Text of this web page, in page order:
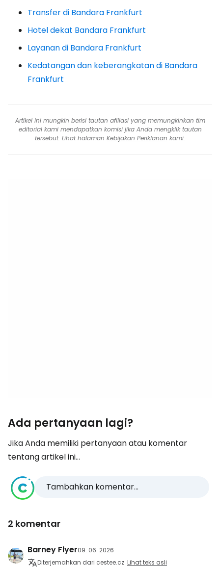
Transfer di Bandara Frankfurt
Hotel dekat Bandara Frankfurt
Layanan di Bandara Frankfurt
Kedatangan dan keberangkatan di Bandara
Frankfurt
Artikel ini mungkin berisi tautan afiliasi yang memungkinkan tim
editorial kami mendapatkan komisi jika Anda mengklik tautan
tersebut. Lihat halaman Kebijakan Periklanan kami.
Ada pertanyaan lagi?
Jika Anda memiliki pertanyaan atau komentar
tentang artikel ini...
Tambahkan komentar...
2 komentar
Barney Flyer09. 06. 2026
Diterjemahkan dari cestee.cz Lihat teks asli